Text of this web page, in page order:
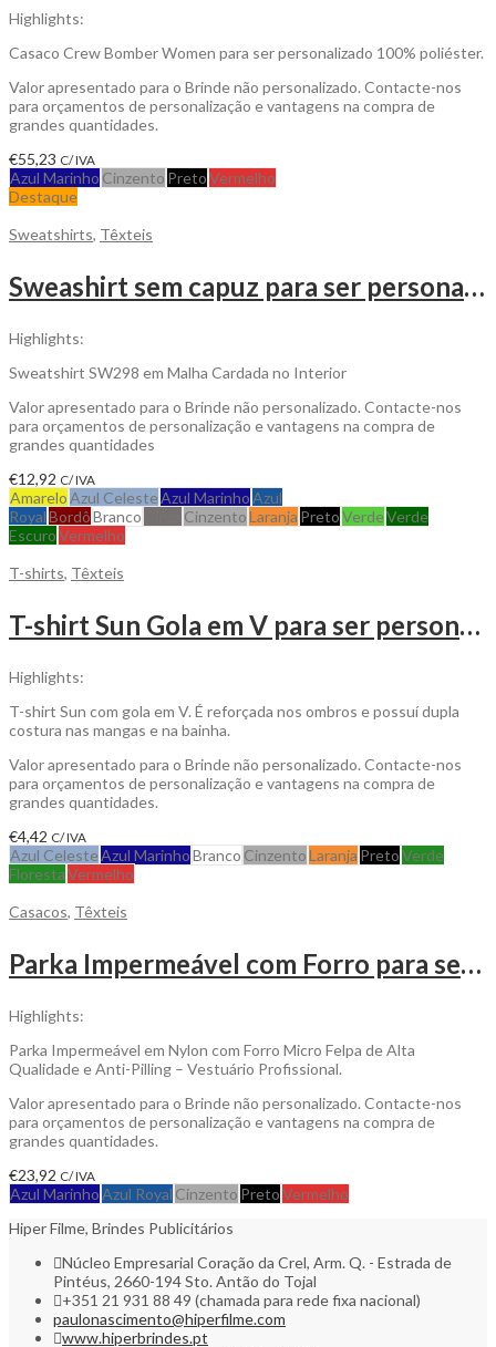
Highlights:
Casaco Crew Bomber Women para ser personalizado 100% poliéster.
Valor apresentado para o Brinde não personalizado. Contacte-nos
para orçamentos de personalização e vantagens na compra de
grandes quantidades.
€55,23 C/ IVA
Azul Marinho Cinzento PretoVermelho
Destaque
Sweatshirts, Têxteis
Sweashirt sem capuz para ser personalizado
Highlights:
Sweatshirt SW298 em Malha Cardada no Interior
Valor apresentado para o Brinde não personalizado. Contacte-nos
para orçamentos de personalização e vantagens na compra de
grandes quantidades
€12,92 C/ IVA
AmareloAzul CelesteAzul MarinhoAzul
RoyalBordôBranco CinzentoLaranja PretoVerdeVerde
EscuroVermelho
T-shirts, Têxteis
T-shirt Sun Gola em V para ser personalizada
Highlights:
T-shirt Sun com gola em V. É reforçada nos ombros e possuí dupla
costura nas mangas e na bainha.
Valor apresentado para o Brinde não personalizado. Contacte-nos
para orçamentos de personalização e vantagens na compra de
grandes quantidades.
€4,42 C/ IVA
Azul CelesteAzul MarinhoBranco CinzentoLaranja PretoVerde
FlorestaVermelho
Casacos, Têxteis
Parka Impermeável com Forro para ser personalizada
Highlights:
Parka Impermeável em Nylon com Forro Micro Felpa de Alta
Qualidade e Anti-Pilling – Vestuário Profissional.
Valor apresentado para o Brinde não personalizado. Contacte-nos
para orçamentos de personalização e vantagens na compra de
grandes quantidades.
€23,92 C/ IVA
Azul MarinhoAzul Royal Cinzento PretoVermelho
Hiper Filme, Brindes Publicitários
Núcleo Empresarial Coração da Crel, Arm. Q. - Estrada de
Pintéus, 2660-194 Sto. Antão do Tojal
+351 21 931 88 49 (chamada para rede fixa nacional)
paulonascimento@hiperfilme.com
www.hiperbrindes.pt